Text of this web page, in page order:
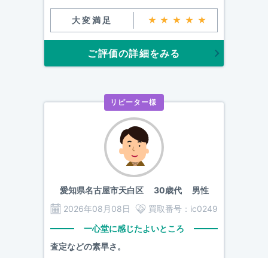
大変満足 ★★★★★
ご評価の詳細をみる
リピーター様
愛知県名古屋市天白区30歳代 男性
2026年08月08日
買取番号： ic0249
一心堂に感じたよいところ
査定などの素早さ。